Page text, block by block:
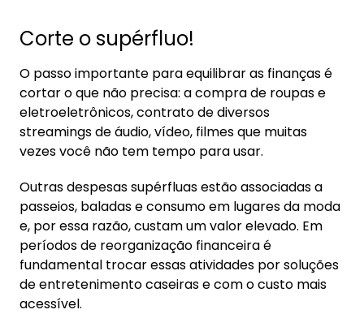
Corte o supérfluo!
O passo importante para equilibrar as finanças é
cortar o que não precisa: a compra de roupas e
eletroeletrônicos, contrato de diversos
streamings de áudio, vídeo, filmes que muitas
vezes você não tem tempo para usar.
Outras despesas supérfluas estão associadas a
passeios, baladas e consumo em lugares da moda
e, por essa razão, custam um valor elevado. Em
períodos de reorganização financeira é
fundamental trocar essas atividades por soluções
de entretenimento caseiras e com o custo mais
acessível.